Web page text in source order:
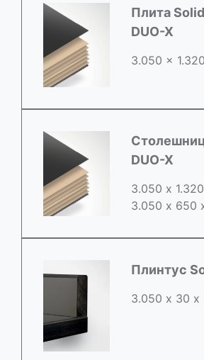
Плита
DUO-X
3.050 x
DUO-X
3.050 х
3.050 x 650
Плинтус
3.050 х 30 х